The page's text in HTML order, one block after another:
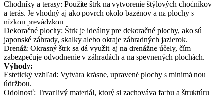
Chodníky a terasy: Použite štrk na vytvorenie štýlových chodníkov
a terás. Je vhodný aj ako povrch okolo bazénov a na plochy s
nízkou prevádzkou.
Dekoračné plochy: Štrk je ideálny pre dekoračné plochy, ako sú
japonské záhrady, skalky alebo okraje záhradných jazierok.
Drenáž: Okrasný štrk sa dá využiť aj na drenážne účely, čím
zabezpečuje odvodnenie v záhradách a na spevnených plochách.
Výhody:
Estetický vzhľad: Vytvára krásne, upravené plochy s minimálnou
údržbou.
Odolnosť: Trvanlivý materiál, ktorý si zachováva farbu a štruktúru